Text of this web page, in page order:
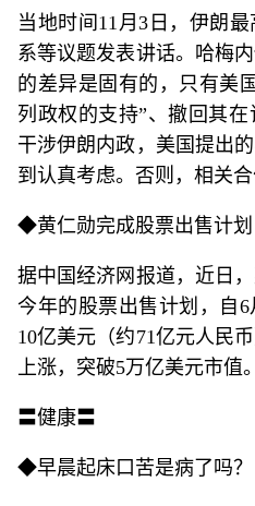
当地时间11月3日，伊朗
系等议题发表讲话。哈梅
的差异是固有的，只有美
列政权的支持”、撤回其
干涉伊朗内政，美国提出
到认真考虑。否则，相关合
◆黄仁勋完成股票出售计
据中国经济网报道，近日
今年的股票出售计划，自
10亿美元（约71亿元人民
上涨，突破5万亿美元市值。
〓健康〓
◆早晨起床口苦是病了吗？